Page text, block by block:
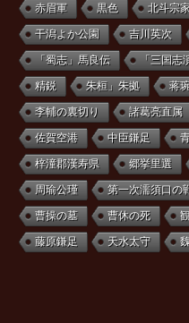
赤眉軍 黒色 北斗宗
干潟よか公園 吉川英次
「蜀志」馬良伝 「三国
精鋭 朱桓」朱拠 蒋
李輔の裏切り 諸葛亮直属
佐賀空港 中臣鎌足
梓潼郡漢寿県 郷挙里選
周瑜公瑾 第一次濡須口の
曹操の墓 曹休の死
藤原鎌足 天水太守